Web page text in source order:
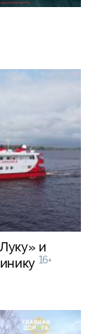
и
16+